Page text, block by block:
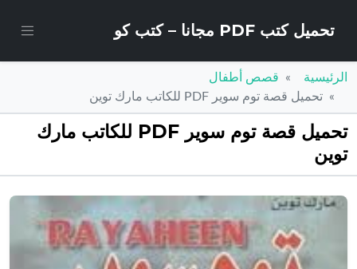
تحميل كتب PDF مجانا – كتب كو
الرئيسية
قصص أطفال
تحميل قصة توم سوير PDF للكاتب مارك توين
تحميل قصة توم سوير PDF للكاتب مارك
توين